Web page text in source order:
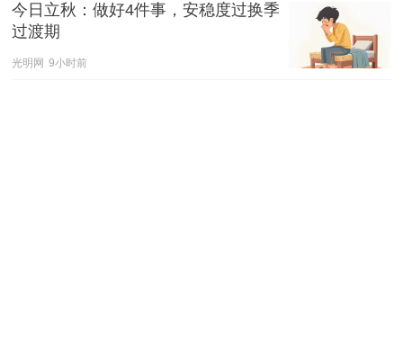
今日立秋：做好4件事，安稳度过换季
过渡期
光明网 9小时前